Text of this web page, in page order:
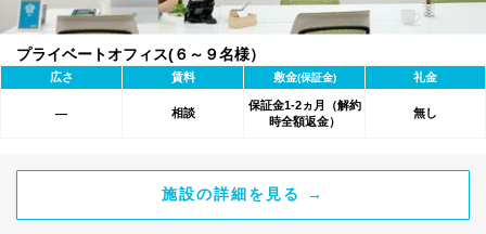
プライベートオフィス(６～９名様）
広さ 賃料 敷金(保証金) 礼金
― 相談
保証金1-2ヵ月（解約
時全額返金）
無し
施設の詳細を見る →